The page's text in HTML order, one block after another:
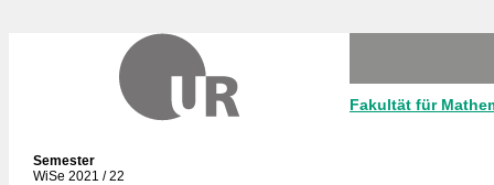
Fakultät für
Semester
WiSe 2021 / 22